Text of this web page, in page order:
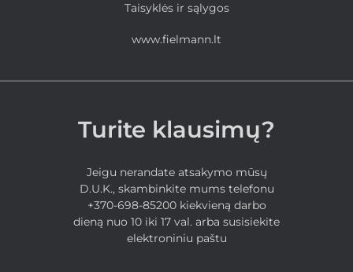
Taisyklės ir sąlygos
www.fielmann.lt
Turite klausimų?
Jeigu nerandate atsakymo mūsų
D.U.K., skambinkite mums telefonu
+370-698-85200 kiekvieną darbo
dieną nuo 10 iki 17 val. arba susisiekite
elektroniniu paštu